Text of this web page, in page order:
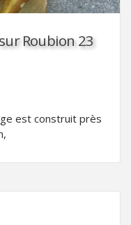
Roubion 23
est construit près